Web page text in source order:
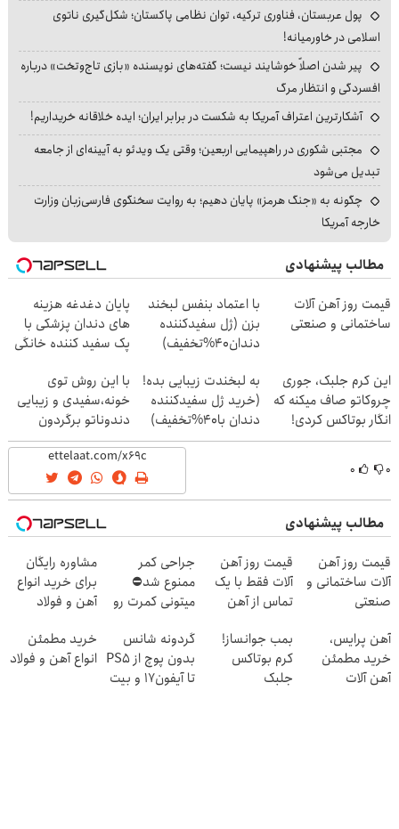
پول عربستان، فناوری ترکیه، توان نظامی پاکستان؛ شکل‌گیری ناتوی
اسلامی در خاورمیانه!
پیر شدن اصلاً خوشایند نیست؛ گفته‌های نویسنده «بازی تاج‌وتخت» درباره
افسردگی و انتظار مرگ
آشکارترین اعتراف آمریکا به شکست در برابر ایران؛ ایده خلاقانه خریداریم!
مجتبی شکوری در راهپیمایی اربعین؛ وقتی یک ویدئو به آیینه‌ای از جامعه
تبدیل می‌شود
چگونه به «جنگ هرمز» پایان دهیم؛ به روایت سخنگوی فارسی‌زبان وزارت
خارجه آمریکا
مطالب پیشنهادی
قیمت روز آهن آلات
ساختمانی و صنعتی
با اعتماد بنفس لبخند
بزن (ژل سفیدکننده
دندان40%تخفیف)
پایان دغدغه هزینه
های دندان پزشکی با
پک سفید کننده خانگی
این کرم جلبک، جوری
چروکاتو صاف میکنه که
انگار بوتاکس کردی!
(تخفیف ویژه)
به لبخندت زیبایی بده!
(خرید ژل سفیدکننده
دندان با40%تخفیف)
با این روش توی
خونه،سفیدی و زیبایی
دندوناتو برگردون
(40%off)
۰ ۰
مطالب پیشنهادی
قیمت روز آهن
آلات ساختمانی و
صنعتی
قیمت روز آهن
آلات فقط با یک
تماس از آهن
جراحی کمر
ممنوع شد⛔
میتونی کمرت رو
کنی! 👈🏻
پرسش‌نامه
مشاوره رایگان
برای خرید انواع
آهن و فولاد
آهن پرایس،
خرید مطمئن
آهن آلات
بمب جوانساز!
کرم بوتاکس
جلبک
گردونه شانس
بدون پوچ از PS5
تا آیفون17 و بیت
خرید مطمئن
انواع آهن و فولاد